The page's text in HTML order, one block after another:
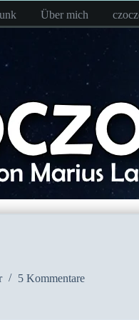
Über mich
5 Kommentare